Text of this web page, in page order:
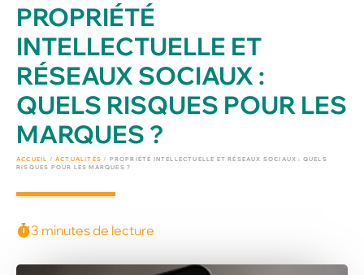
PROPRIÉTÉ
INTELLECTUELLE ET
RÉSEAUX SOCIAUX :
QUELS RISQUES POUR LES
MARQUES ?
ACCUEIL /ACTUALITÉS / PROPRIÉTÉ INTELLECTUELLE ET RÉSEAUX SOCIAUX : QUELS
RISQUES POUR LES MARQUES ?
3 minutes de lecture